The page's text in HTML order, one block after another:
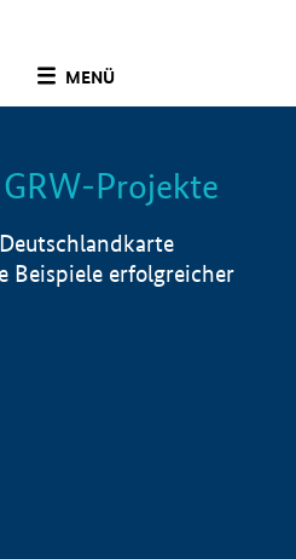
MENÜ
Info
Projekte
Beispiele erfolgreicher